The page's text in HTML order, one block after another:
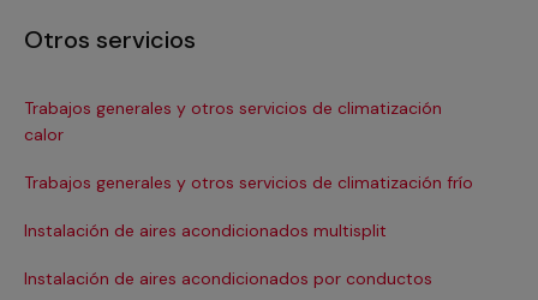
Otros servicios
Trabajos generales y otros servicios de climatización
calor
Trabajos generales y otros servicios de climatización frío
Instalación de aires acondicionados multisplit
Instalación de aires acondicionados por conductos